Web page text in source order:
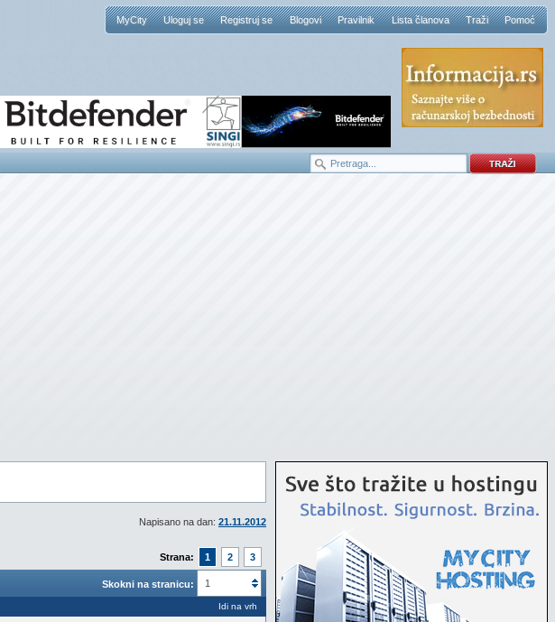
MyCity Uloguj se Registruj se Blogovi Pravilnik Lista članova Traži Pomoć
Napisano na dan: 21.11.2012
Strana: 1 2 3
Skokni na stranicu: 1
Idi na vrh